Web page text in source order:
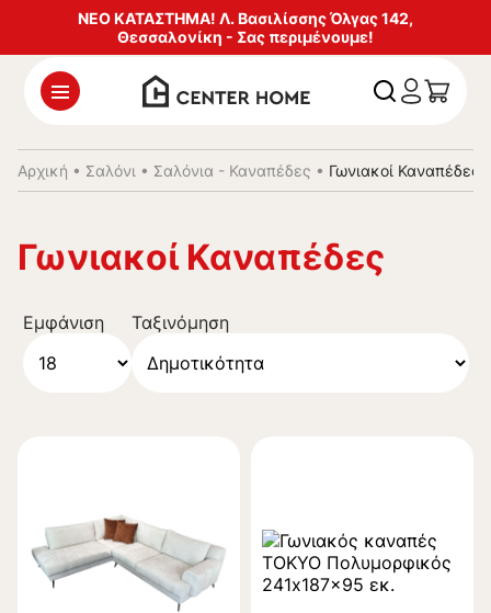
ΝΕΟ ΚΑΤΑΣΤΗΜΑ! Λ. Βασιλίσσης Όλγας 142,
Θεσσαλονίκη - Σας περιμένουμε!
Αρχική • Σαλόνι • Σαλόνια - Καναπέδες • Γωνιακοί Καναπέδες
Γωνιακοί Καναπέδες
Εμφάνιση Ταξινόμηση